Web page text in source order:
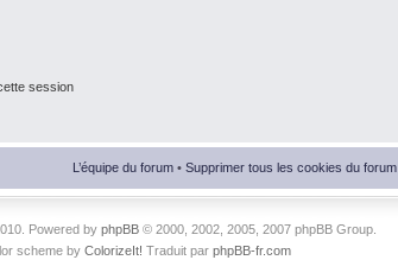
session
L’équipe du forum • Supprimer tous les cookies du forum
Powered by phpBB© 2000, 2002, 2005, 2007 phpBB Group.
scheme by ColorizeIt! Traduit par phpBB-fr.com